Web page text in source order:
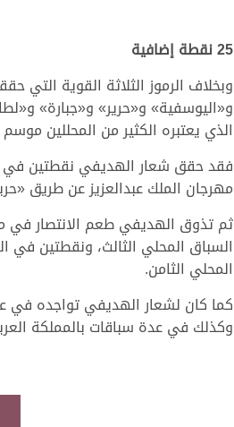
25 نقطة إضافية
و«اليوسفية» و«حرير» و«جبارة»
الذي يعتبره الكثير من المحللين
فقد حقق شعار الهديفي نقطتين في
مهرجان الملك عبدالعزيز عن طريق
المحلي الثامن.
كما كان لشعار الهديفي تواجده في
وكذلك في عدة سباقات بالمملكة